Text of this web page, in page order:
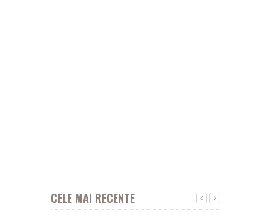
CELE MAI RECENTE